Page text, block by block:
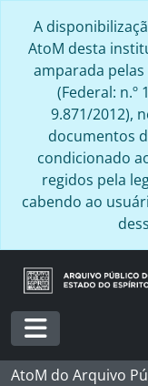
A
AtoM desta
amparada pelas
(Federal: n.º
9.871/2012),
documentos
condicionado
regidos pela
cabendo ao
Toggle
AtoM do Arquivo